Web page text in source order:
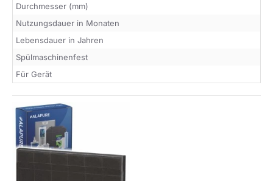
Durchmesser (mm)
Nutzungsdauer in Monaten
Lebensdauer in Jahren
Spülmaschinenfest
Für Gerät